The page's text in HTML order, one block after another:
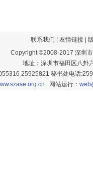
联系我们 友情链接|
Copyright ©2008-2017 深圳
地址：深圳市福田区八卦
25925821 秘书处电话
网站运行：